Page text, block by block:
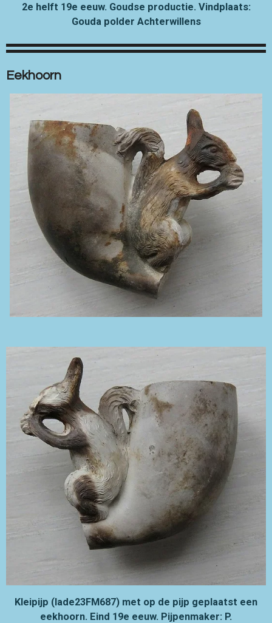
2e helft 19e eeuw. Goudse productie. Vindplaats:
Gouda polder Achterwillens
Eekhoorn
Kleipijp (lade23FM687) met op de pijp geplaatst een
eekhoorn. Eind 19e eeuw. Pijpenmaker: P.